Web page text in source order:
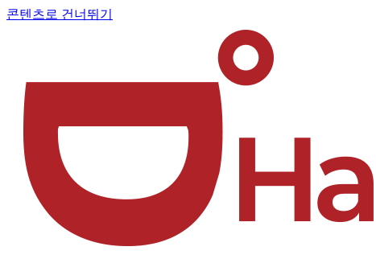
콘텐츠로 건너뛰기